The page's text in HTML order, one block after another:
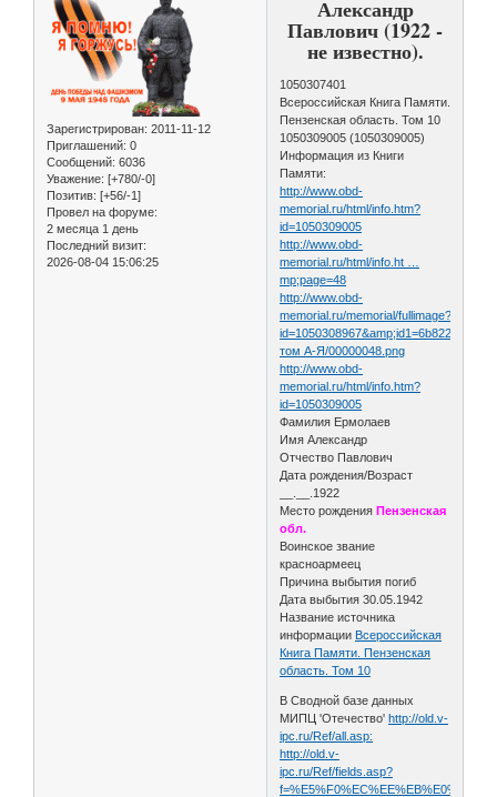
Зарегистрирован: 2011-11-12
Приглашений: 0
Сообщений: 6036
Уважение: [+780/-0]
Позитив: [+56/-1]
Провел на форуме:
2 месяца 1 день
Последний визит:
2026-08-04 15:06:25
Александр
Павлович (1922 -
не известно).
1050307401
Всероссийская Книга Памяти.
Пензенская область. Том 10
1050309005 (1050309005)
Информация из Книги
Памяти:
http://www.obd-
memorial.ru/html/info.htm?
id=1050309005
http://www.obd-
memorial.ru/html/info.ht …
mp;page=48
http://www.obd-
memorial.ru/memorial/fullimage?
том А-Я/00000048.png
http://www.obd-
memorial.ru/html/info.htm?
id=1050309005
Фамилия Ермолаев
Имя Александр
Отчество Павлович
Дата рождения/Возраст
__.__.1922
Место рожденияПензенская
обл.
Воинское звание
красноармеец
Причина выбытия погиб
Дата выбытия 30.05.1942
Название источника
информации Всероссийская
Книга Памяти. Пензенская
область. Том 10
В Сводной базе данных
МИПЦ 'Отечество'http://old.v-
ipc.ru/Ref/all.asp:
http://old.v-
ipc.ru/Ref/fields.asp?